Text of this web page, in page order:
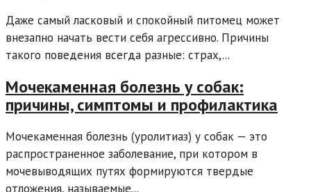
Даже самый ласковый и спокойный питомец может
внезапно начать вести себя агрессивно. Причины
такого поведения всегда разные: страх,...
Мочекаменная болезнь у собак:
причины, симптомы и профилактика
Мочекаменная болезнь (уролитиаз) у собак — это
распространенное заболевание, при котором в
мочевыводящих путях формируются твердые
отложения, называемые...